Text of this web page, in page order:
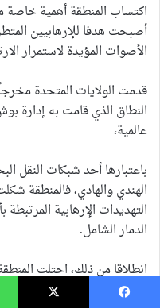
اكتساب المنطقة أهمية خاصة
أصبحت هدفا للإرهابيين
الأصوات المؤيدة لاستمرار
قدمت الولايات المتحدة
النطاق الذي قامت به إدارة
عالمية،
باعتبارها أحد شبكات النقل
الهندي والهادي، فالمنطقة
التهديدات الإرهابية
الدمار الشامل.
انطلاقا من ذلك، احتلت
الأمريكية بعد وسمها بالجهة